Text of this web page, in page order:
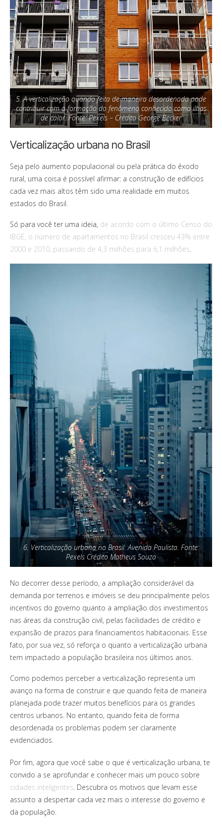
5. A verticalização quando feita de maneira desordenada pode
contribuir com a formação do fenômeno conhecido como ilhas
de calor. Fonte: Pexels – Crédito George Becker
Verticalização urbana no Brasil
Seja pelo aumento populacional ou pela prática do êxodo
rural, uma coisa é possível afirmar: a construção de edifícios
cada vez mais altos têm sido uma realidade em muitos
estados do Brasil.
Só para você ter uma ideia, de acordo com o último Censo do
IBGE, o número de apartamentos no Brasil cresceu 43% entre
2000 e 2010, passando de 4,3 milhões para 6,1 milhões.
6. Verticalização urbana no Brasil: Avenida Paulista. Fonte:
Pexels Crédito Matheus Souza
No decorrer desse período, a ampliação considerável da
demanda por terrenos e imóveis se deu principalmente pelos
incentivos do governo quanto a ampliação dos investimentos
nas áreas da construção civil, pelas facilidades de crédito e
expansão de prazos para financiamentos habitacionais. Esse
fato, por sua vez, só reforça o quanto a verticalização urbana
tem impactado a população brasileira nos últimos anos.
Como podemos perceber a verticalização representa um
avanço na forma de construir e que quando feita de maneira
planejada pode trazer muitos benefícios para os grandes
centros urbanos. No entanto, quando feita de forma
desordenada os problemas podem ser claramente
evidenciados.
Por fim, agora que você sabe o que é verticalização urbana, te
convido a se aprofundar e conhecer mais um pouco sobre
cidades inteligentes . Descubra os motivos que levam esse
assunto a despertar cada vez mais o interesse do governo e
da população.